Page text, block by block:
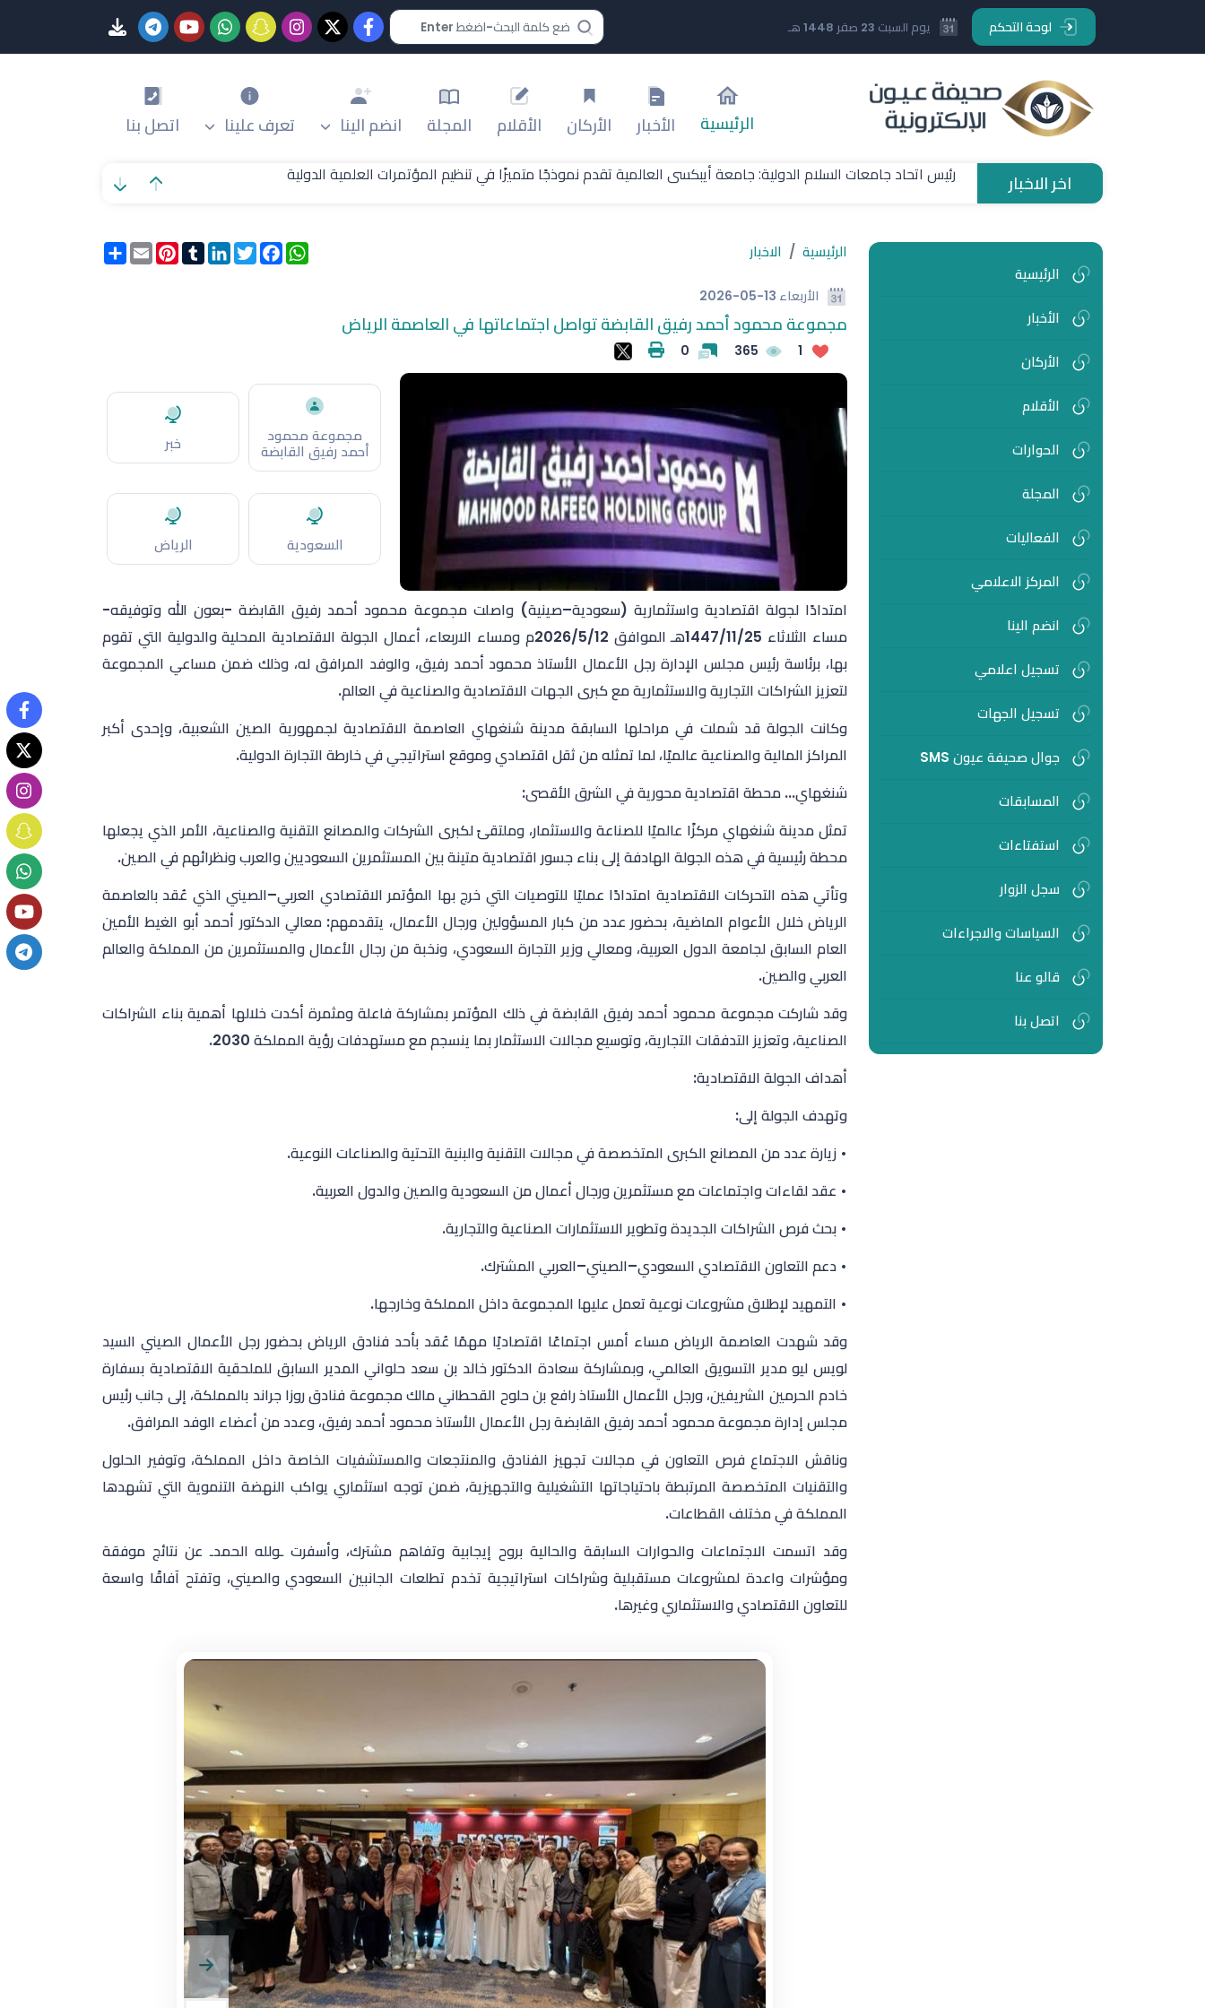
لوحة التحكم يوم السبت 23 صفر 1448 هـ
الرئيسية الأخبار الأركان الأقلام المجلة انضم الينا تعرف علينا اتصل بنا
اخر الاخبار رئيس اتحاد جامعات السلام الدولية: جامعة أيبكسى العالمية تقدم نموذجًا متميزًا في تنظيم المؤتمرات العلمية الدولية
الرئيسية
الأخبار
الأركان
الأقلام
الحوارات
المجلة
الفعاليات
المركز الاعلامي
انضم الينا
تسجيل اعلامي
تسجيل الجهات
جوال صحيفة عيون SMS
المسابقات
استفتاءات
سجل الزوار
السياسات والاجراءات
قالو عنا
اتصل بنا
الرئيسية الاخبار انشرEmail
PinterestTumblrLinkedInTwitter
Facebook
WhatsApp
الأربعاء 2026-05-13
مجموعة محمود أحمد رفيق القابضة تواصل اجتماعاتها في العاصمة الرياض
1
365
0
مجموعة محمود
أحمد رفيق القابضة
خبر
السعودية الرياض
امتدادًا لجولة اقتصادية واستثمارية (سعودية–صينية)واصلتمجموعة محمود أحمد رفيق القابضة -بعون الله وتوفيقه-
مساء الثلاثاء 1447/11/25هـ الموافق 2026/5/12م ومساء الاربعاء،
أعمال الجولة الاقتصادية المحلية والدولية التي تقوم
بها، برئاسة رئيس مجلس الإدارة رجل الأعمال الأستاذ محمود أحمد رفيق، والوفد المرافق له، وذلك ضمن مساعي المجموعة
لتعزيز الشراكات التجارية والاستثمارية مع كبرى الجهات الاقتصادية والصناعية في العالم.
وكانت الجولة قد شملت في مراحلها السابقة مدينة شنغهاي العاصمة الاقتصادية لجمهورية الصين الشعبية، وإحدى أكبر
المراكز المالية والصناعية عالميًا، لما تمثله من ثقل اقتصادي وموقع استراتيجي في خارطة التجارة الدولية.
شنغهاي... محطة اقتصادية محورية في الشرق الأقصى:
تمثل مدينة شنغهاي مركزًا عالميًا للصناعة والاستثمار، وملتقىً لكبرى الشركات والمصانع التقنية والصناعية، الأمر الذي يجعلها
محطة رئيسية في هذه الجولة الهادفة إلى بناء جسور اقتصادية متينة بين المستثمرين السعوديين والعرب ونظرائهم في الصين.
وتأتي هذه التحركات الاقتصادية امتدادًا عمليًا للتوصيات التي خرج بها المؤتمر الاقتصادي العربي–الصيني الذي عُقد بالعاصمة
الرياض خلال الأعوام الماضية، بحضور عدد من كبار المسؤولين ورجال الأعمال، يتقدمهم: معالي الدكتور أحمد أبو الغيط الأمين
العام السابق لجامعة الدول العربية، ومعالي وزير التجارة السعودي، ونخبة من رجال الأعمال والمستثمرين من المملكة والعالم
العربي والصين.
وقد شاركت مجموعة محمود أحمد رفيق القابضة في ذلك المؤتمر بمشاركة فاعلة ومثمرة أكدت خلالها أهمية بناء الشراكات
الصناعية، وتعزيز التدفقات التجارية، وتوسيع مجالات الاستثمار بما ينسجم مع مستهدفات رؤية المملكة 2030.
أهداف الجولة الاقتصادية:
وتهدف الجولة إلى:
• زيارة عدد من المصانع الكبرى المتخصصة في مجالات التقنية والبنية التحتية والصناعات النوعية.
• عقد لقاءات واجتماعات مع مستثمرين ورجال أعمال من السعودية والصين والدول العربية.
• بحث فرص الشراكات الجديدة وتطوير الاستثمارات الصناعية والتجارية.
• دعم التعاون الاقتصادي السعودي–الصيني–العربي المشترك.
• التمهيد لإطلاق مشروعات نوعية تعمل عليها المجموعة داخل المملكة وخارجها.
وقد شهدت العاصمة الرياض مساء أمس اجتماعًا اقتصاديًا مهمًا عُقد بأحد فنادق الرياض بحضور رجل الأعمال الصيني السيد
لويس ليو مدير التسويق العالمي، وبمشاركة سعادة الدكتور خالد بن سعد حلواني المدير السابق للملحقية الاقتصادية بسفارة
خادم الحرمين الشريفين، ورجل الأعمال الأستاذ رافع بن حلوح القحطاني مالك مجموعة فنادق روزا جراند بالمملكة، إلى جانب رئيس
مجلس إدارة مجموعة محمود أحمد رفيق القابضة رجل الأعمال الأستاذ محمود أحمد رفيق، وعدد من أعضاء الوفد المرافق.
وناقش الاجتماع فرص التعاون في مجالات تجهيز الفنادق والمنتجعات والمستشفيات الخاصة داخل المملكة، وتوفير الحلول
والتقنيات المتخصصة المرتبطة باحتياجاتها التشغيلية والتجهيزية، ضمن توجه استثماري يواكب النهضة التنموية التي تشهدها
المملكة في مختلف القطاعات.
وقد اتسمت الاجتماعات والحوارات السابقة والحالية بروح إيجابية وتفاهم مشترك، وأسفرت ـولله الحمدـ عن نتائج موفقة
ومؤشرات واعدة لمشروعات مستقبلية وشراكات استراتيجية تخدم تطلعات الجانبين السعودي والصيني، وتفتح آفاقًا واسعة
للتعاون الاقتصادي والاستثماري وغيرها.